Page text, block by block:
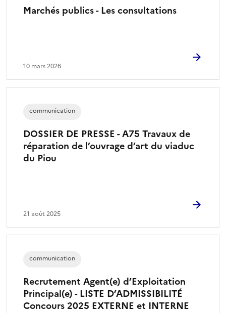
Marchés publics - Les consultations
10 mars 2026
DOSSIER DE PRESSE - A75 Travaux de
réparation de l’ouvrage d’art du viaduc
du Piou
communication
21 août 2025
Recrutement Agent(e) d’Exploitation
Principal(e) - LISTE D’ADMISSIBILITÉ
Concours 2025 EXTERNE et INTERNE
communication